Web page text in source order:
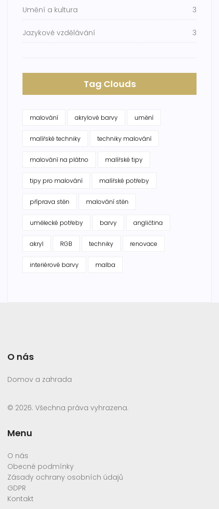
Umění a kultura 3
Jazykové vzdělávání 3
Tag Clouds
malování akrylové barvy umění
malířské techniky techniky malování
malování na plátno malířské tipy
tipy pro malování malířské potřeby
příprava stěn malování stěn
umělecké potřeby barvy angličtina
akryl RGB techniky renovace
interiérové barvy malba
O nás
Domov a zahrada
© 2026. Všechna práva vyhrazena.
Menu
O nás
Obecné podmínky
Zásady ochrany osobních údajů
GDPR
Kontakt